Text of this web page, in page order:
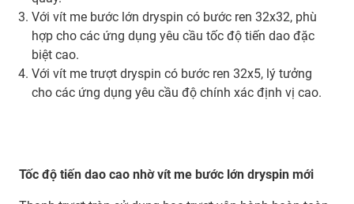
Với vít me bước lớn dryspin có bước ren 32x32, phù
hợp cho các ứng dụng yêu cầu tốc độ tiến dao đặc
biệt cao.
Với vít me trượt dryspin có bước ren 32x5, lý tưởng
cho các ứng dụng yêu cầu độ chính xác định vị cao.
Tốc độ tiến dao cao nhờ vít me bước lớn dryspin mới